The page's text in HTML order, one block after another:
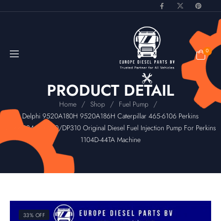
0
PRODUCT DETAIL
Home / Shop / Fuel Pump /
Delphi 9520A180H 9520A186H Caterpillar 465-6106 Perkins
2644C346 DP210/DP310 Original Diesel Fuel Injection Pump For Perkins
1104D-44TA Machine
33% OFF